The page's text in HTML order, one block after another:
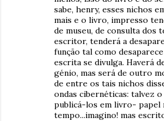
sabe, henry, esses nichos
mais e o livro, impresso
de museu, de consulta dos
escritor, tenderá a
função tal como
escrita se divulga. Haverá
génio, mas será de outro
de entre os tais nichos
ondas cibernéticas: talvez
publicá-los em livro- papel
tempo...imagino! mas